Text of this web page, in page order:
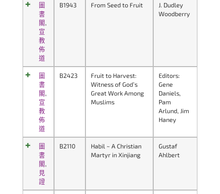
圖
書
閣,
宣
教
佈
道
B1943 From Seed to Fruit
J. Dudley
Woodberry
圖
書
閣,
宣
教
佈
道
B2423
Fruit to Harvest:
Witness of God’s
Great Work Among
Muslims
Editors:
Gene
Daniels,
Pam
Arlund, Jim
Haney
圖
書
閣,
見
證
B2110
Habil ~ A Christian
Martyr in Xinjiang
Gustaf
Ahlbert